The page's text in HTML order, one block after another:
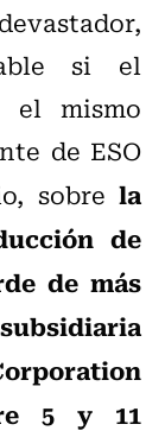
si el
el mismo
de ESO
sobre la
de
de más
5 y 11